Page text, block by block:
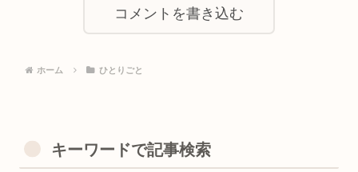
コメントを書き込む
ホーム ひとりごと
キーワードで記事検索